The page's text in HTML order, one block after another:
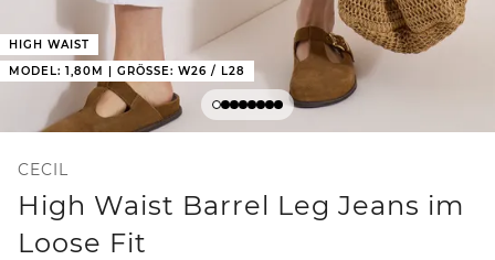
HIGH WAIST
MODEL: 1,80M | GRÖSSE: W26 / L28
CECIL
High Waist Barrel Leg Jeans im
Loose Fit